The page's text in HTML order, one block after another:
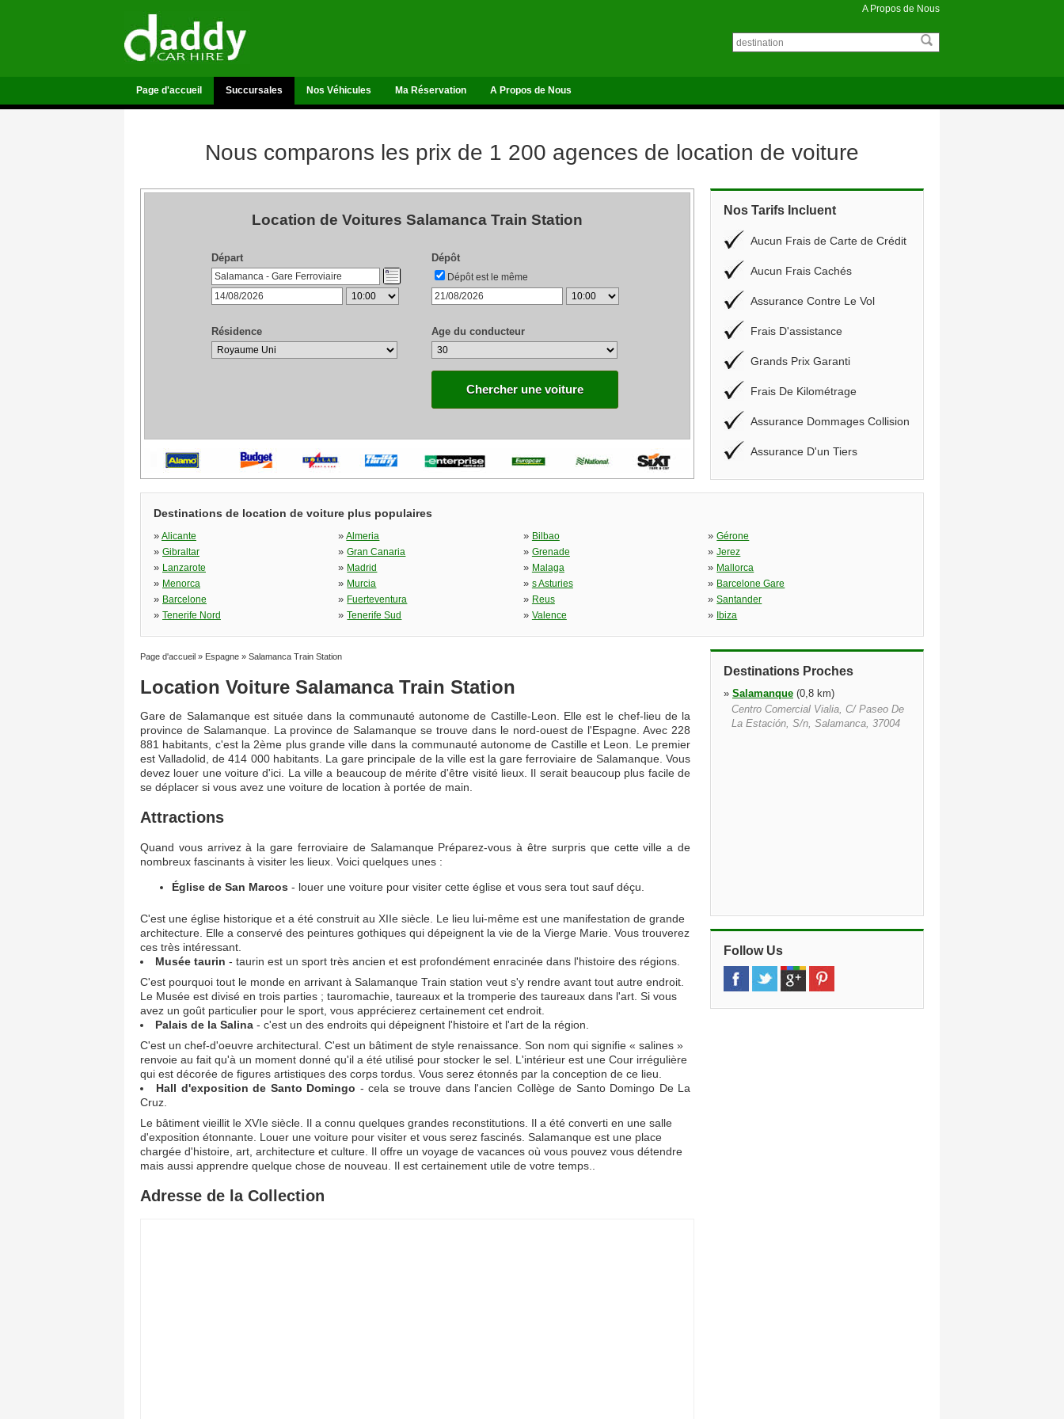
A Propos de Nous
Page d'accueil Succursales Nos Véhicules Ma Réservation A Propos de Nous
Nous comparons les prix de 1 200 agences de location de voiture
Location de Voitures Salamanca Train Station
Départ Dépôt
Dépôt est le même
Résidence Age du conducteur
Chercher une voiture
Nos Tarifs Incluent
Aucun Frais de Carte de Crédit
Aucun Frais Cachés
Assurance Contre Le Vol
Frais D'assistance
Grands Prix Garanti
Frais De Kilométrage
Assurance Dommages Collision
Assurance D'un Tiers
Destinations de location de voiture plus populaires
» Alicante »Almeria » Bilbao »Gérone
» Gibraltar »Gran Canaria » Grenade »Jerez
» Lanzarote » Madrid » Malaga » Mallorca
» Menorca » Murcia » s Asturies » Barcelone Gare
» Barcelone » Fuerteventura » Reus »Santander
» Tenerife Nord »Tenerife Sud » Valence » Ibiza
Page d'accueil » Espagne » Salamanca Train Station
Location Voiture Salamanca Train Station
Gare de Salamanque est située dans la communauté autonome de Castille-Leon. Elle est le chef-lieu de la
province de Salamanque. La province de Salamanque se trouve dans le nord-ouest de l'Espagne. Avec 228
881 habitants, c'est la 2ème plus grande ville dans la communauté autonome de Castille et Leon. Le premier
est Valladolid, de 414 000 habitants. La gare principale de la ville est la gare ferroviaire de Salamanque. Vous
devez louer une voiture d'ici. La ville a beaucoup de mérite d'être visité lieux. Il serait beaucoup plus facile de
se déplacer si vous avez une voiture de location à portée de main.
Attractions
Quand vous arrivez à la gare ferroviaire de Salamanque Préparez-vous à être surpris que cette ville a de
nombreux fascinants à visiter les lieux. Voici quelques unes :
Église de San Marcos - louer une voiture pour visiter cette église et vous sera tout sauf déçu.
C'est une église historique et a été construit au XIIe siècle. Le lieu lui-même est une manifestation de grande
architecture. Elle a conservé des peintures gothiques qui dépeignent la vie de la Vierge Marie. Vous trouverez
ces très intéressant.
Musée taurin - taurin est un sport très ancien et est profondément enracinée dans l'histoire des régions.
C'est pourquoi tout le monde en arrivant à Salamanque Train station veut s'y rendre avant tout autre endroit.
Le Musée est divisé en trois parties ; tauromachie, taureaux et la tromperie des taureaux dans l'art. Si vous
avez un goût particulier pour le sport, vous apprécierez certainement cet endroit.
Palais de la Salina - c'est un des endroits qui dépeignent l'histoire et l'art de la région.
C'est un chef-d'oeuvre architectural. C'est un bâtiment de style renaissance. Son nom qui signifie « salines »
renvoie au fait qu'à un moment donné qu'il a été utilisé pour stocker le sel. L'intérieur est une Cour irrégulière
qui est décorée de figures artistiques des corps tordus. Vous serez étonnés par la conception de ce lieu.
Hall d'exposition de Santo Domingo - cela se trouve dans l'ancien Collège de Santo Domingo De La
Cruz.
Le bâtiment vieillit le XVIe siècle. Il a connu quelques grandes reconstitutions. Il a été converti en une salle
d'exposition étonnante. Louer une voiture pour visiter et vous serez fascinés. Salamanque est une place
chargée d'histoire, art, architecture et culture. Il offre un voyage de vacances où vous pouvez vous détendre
mais aussi apprendre quelque chose de nouveau. Il est certainement utile de votre temps..
Adresse de la Collection
Destinations Proches
» Salamanque (0,8 km)
Centro Comercial Vialia, C/ Paseo De
La Estación, S/n, Salamanca, 37004
Follow Us